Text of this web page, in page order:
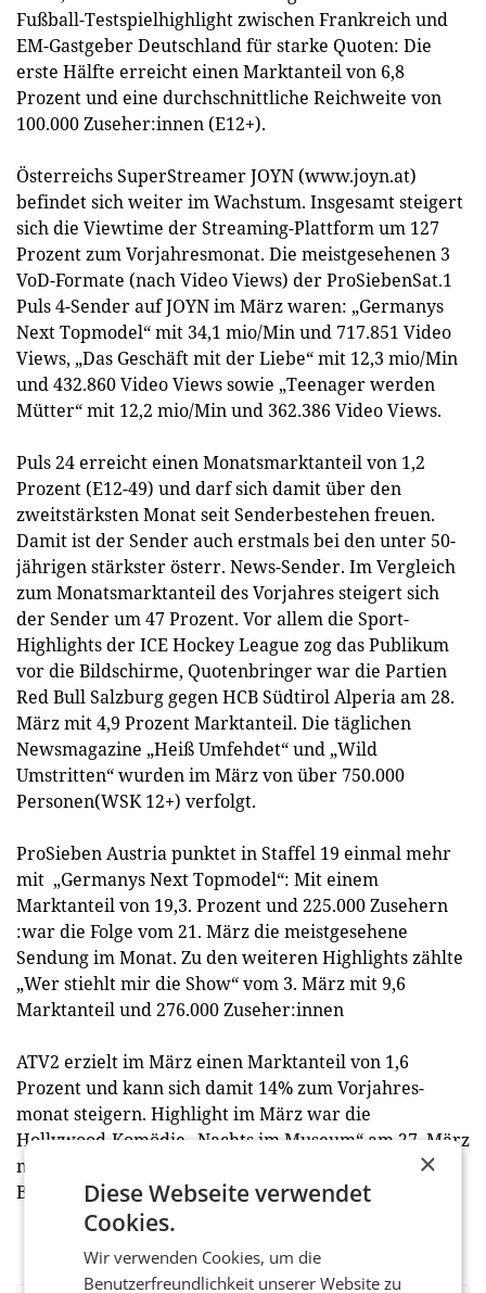
Fußball-Testspielhighlight zwischen Frankreich und
EM-Gastgeber Deutschland für starke Quoten: Die
erste Hälfte erreicht einen Marktanteil von 6,8
Prozent und eine durchschnittliche Reichweite von
100.000 Zuseher:innen (E12+).
Österreichs SuperStreamer JOYN (www.joyn.at)
befindet sich weiter im Wachstum. Insgesamt steigert
sich die Viewtime der Streaming-Plattform um 127
Prozent zum Vorjahresmonat. Die meistgesehenen 3
VoD-Formate (nach Video Views) der ProSiebenSat.1
Puls 4-Sender auf JOYN im März waren: „Germanys
Next Topmodel“ mit 34,1 mio/Min und 717.851 Video
Views, „Das Geschäft mit der Liebe“ mit 12,3 mio/Min
und 432.860 Video Views sowie „Teenager werden
Mütter“ mit 12,2 mio/Min und 362.386 Video Views.
Puls 24 erreicht einen Monatsmarktanteil von 1,2
Prozent (E12-49) und darf sich damit über den
zweitstärksten Monat seit Senderbestehen freuen.
Damit ist der Sender auch erstmals bei den unter 50-
jährigen stärkster österr. News-Sender. Im Vergleich
zum Monatsmarktanteil des Vorjahres steigert sich
der Sender um 47 Prozent. Vor allem die Sport-
Highlights der ICE Hockey League zog das Publikum
vor die Bildschirme, Quotenbringer war die Partien
Red Bull Salzburg gegen HCB Südtirol Alperia am 28.
März mit 4,9 Prozent Marktanteil. Die täglichen
Newsmagazine „Heiß Umfehdet“ und „Wild
Umstritten“ wurden im März von über 750.000
Personen(WSK 12+) verfolgt.
ProSieben Austria punktet in Staffel 19 einmal mehr
mit „Germanys Next Topmodel“: Mit einem
Marktanteil von 19,3. Prozent und 225.000 Zusehern
:war die Folge vom 21. März die meistgesehene
Sendung im Monat. Zu den weiteren Highlights zählte
„Wer stiehlt mir die Show“ vom 3. März mit 9,6
Marktanteil und 276.000 Zuseher:innen
ATV2 erzielt im März einen Marktanteil von 1,6
Prozent und kann sich damit 14% zum Vorjahres-
monat steigern. Highlight im März war die
Hollywood-Komödie „Nachts im Museum“ am 27. März
mit einem Marktanteil von 6,1 Prozent und der James
Bond-Film „Spectre“ mit 5,0%.
×
Diese Webseite verwendet
Cookies.
Wir verwenden Cookies, um die
Benutzerfreundlichkeit unserer Website zu